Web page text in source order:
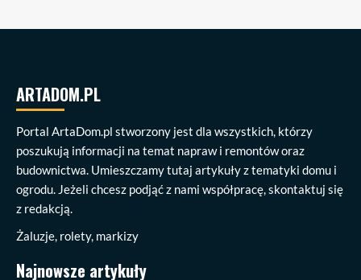
ARTADOM.PL
Portal ArtaDom.pl stworzony jest dla wszystkich, którzy
poszukują informacji na temat napraw i remontów oraz
budownictwa. Umieszczamy tutaj artykuły z tematyki domu i
ogrodu. Jeżeli chcesz podjąć z nami współpracę, skontaktuj się
z redakcją.
Żaluzje, rolety, markizy
Najnowsze artykuły